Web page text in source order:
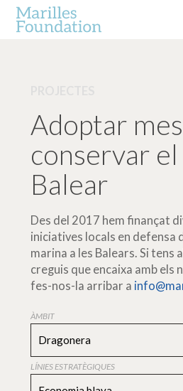
Adoptar
conservar
Balear
Des del 2017 hem finançat
iniciatives locals en defensa
marina a les Balears. Si tens
creguis que encaixa amb els
fes-nos-la arribar a
ÀMBIT
Dragonera
LÍNIES ESTRATÈGIQUES